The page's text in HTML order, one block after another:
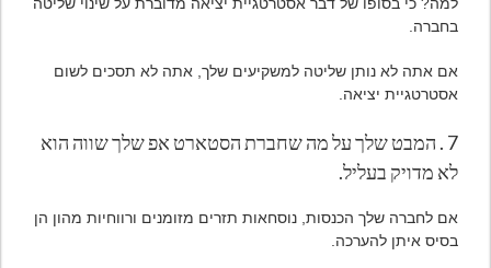
בחברה.
אם אתה לא נותן שליטה למשקיעים שלך, אתה לא תסכים לשום
אסטרטגיית יציאה.
7 . המבט שלך על מה שחברת הסטארט אפ שלך שווה הוא
לא מדויק בעליל.
אם לחברה שלך הכנסות, נוסחאות תזרים מזומנים ורווחיות מהון הן
בסיס איתן להערכה.